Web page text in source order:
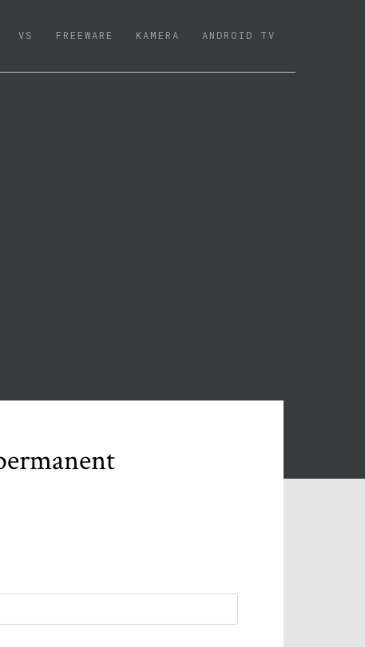
VS FREEWARE KAMERA ANDROID TV